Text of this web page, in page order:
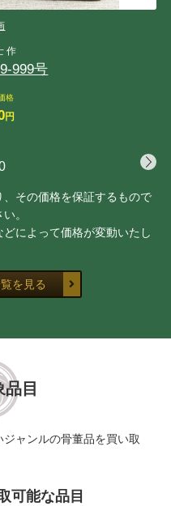
作
999号
格
円
その価格を保証するもので
。
によって価格が変動いたし
を見る
目
ャンルの骨董品を買い取
可能な品目